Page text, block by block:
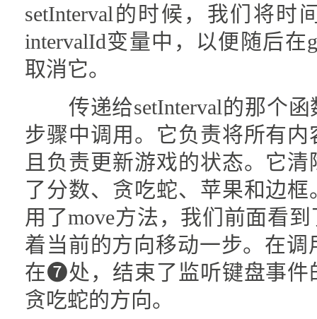
setInterval的时候，我们将时
intervalId变量中，以便随后在
取消它。
传递给setInterval的那个函
步骤中调用。它负责将所有
且负责更新游戏的状态。它
了分数、贪吃蛇、苹果和边
用了move方法，我们前面看
着当前的方向移动一步。在调
在❼处，结束了监听键盘事件
贪吃蛇的方向。